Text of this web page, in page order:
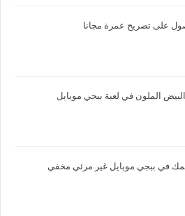
على تصريح عمرة مجانا
الملون في لعبة ببجي موبايل
في ببجي موبايل غير مرئي مخفي